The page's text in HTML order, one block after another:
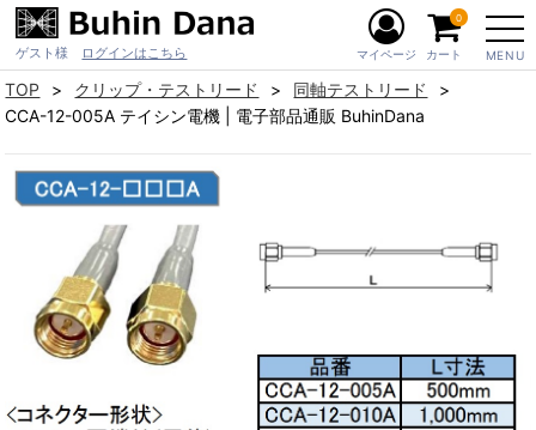
ゲスト様 ログインはこちら MENU
マイページ カート
0
TOP クリップ・テストリード
同軸テストリード
CCA-12-005A テイシン電機 | 電子部品通販 BuhinDana